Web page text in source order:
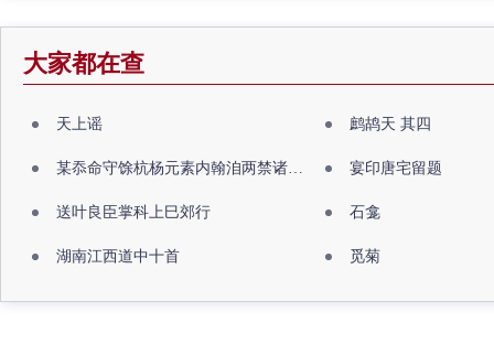
大家都在查
天上谣 鹧鸪天 其四
某忝命守馀杭杨元素内翰洎两禁诸公出祖佛寺 宴印唐宅留题
送叶良臣掌科上巳郊行 石龛
湖南江西道中十首 觅菊